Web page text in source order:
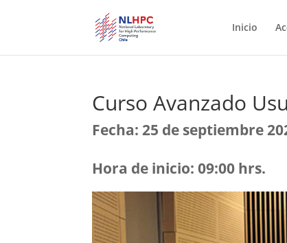
Inicio
Curso Avanzado
Fecha: 25 de septiembre
Hora de inicio: 09:00 hrs.